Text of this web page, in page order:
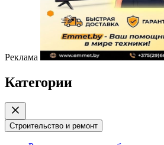
Реклама
Категории
Строительство и ремонт